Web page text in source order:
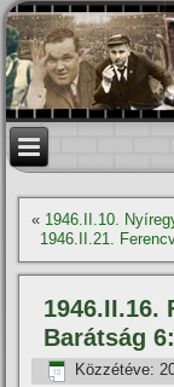
« 1946.II.10.
1946.II.21.
1946.II.16.
Barátság
Közzétéve: